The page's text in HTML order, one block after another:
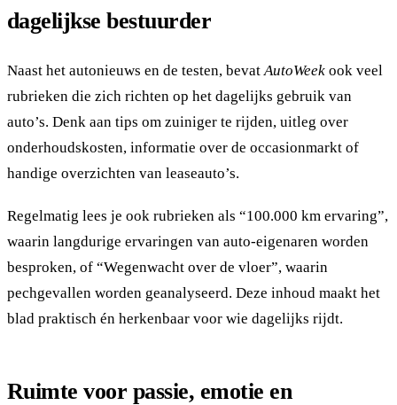
dagelijkse bestuurder
Naast het autonieuws en de testen, bevatAutoWeek ook veel
rubrieken die zich richten op het dagelijks gebruik van
auto’s. Denk aan tips om zuiniger te rijden, uitleg over
onderhoudskosten, informatie over de occasionmarkt of
handige overzichten van leaseauto’s.
Regelmatig lees je ook rubrieken als “100.000 km ervaring”,
waarin langdurige ervaringen van auto-eigenaren worden
besproken, of “Wegenwacht over de vloer”, waarin
pechgevallen worden geanalyseerd. Deze inhoud maakt het
blad praktisch én herkenbaar voor wie dagelijks rijdt.
Ruimte voor passie, emotie en